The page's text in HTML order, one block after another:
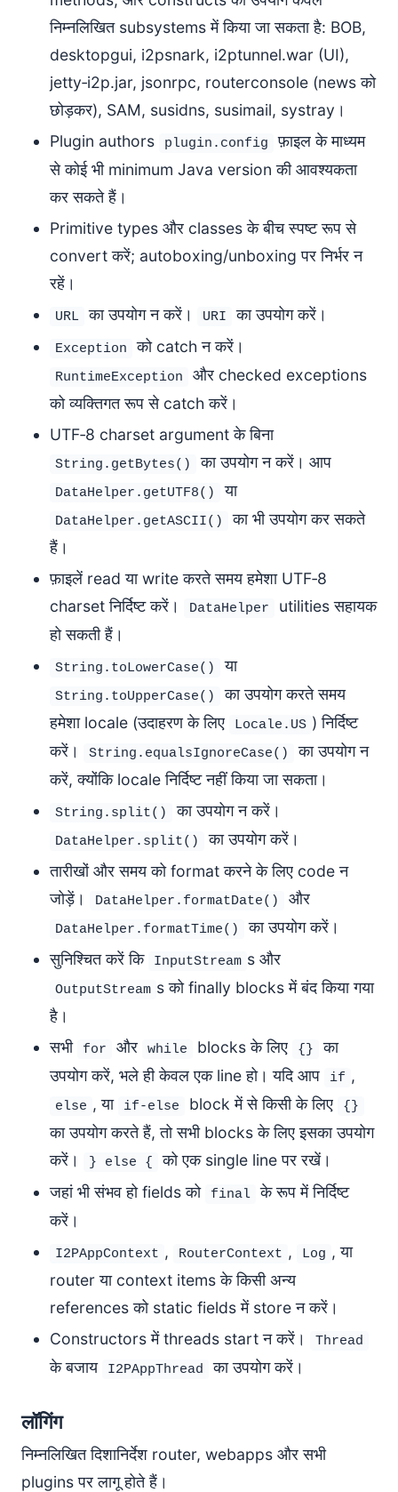
निम्नलिखित subsystems में किया जा सकता है: BOB,
desktopgui, i2psnark, i2ptunnel.war (UI),
jetty‑i2p.jar, jsonrpc, routerconsole (news को
छोड़कर), SAM, susidns, susimail, systray।
Plugin authors
plugin.config
फ़ाइल के माध्यम
से कोई भी minimum Java version की आवश्यकता
कर सकते हैं।
Primitive types और classes के बीच स्पष्ट रूप से
convert करें; autoboxing/unboxing पर निर्भर न
रहें।
URL का उपयोग न करें। URI का उपयोग करें।
Exception को catch न करें।
RuntimeException
और checked exceptions
को व्यक्तिगत रूप से catch करें।
UTF‑8 charset argument के बिना
String.getBytes() का उपयोग न करें। आप
DataHelper.getUTF8() या
DataHelper.getASCII()
का भी उपयोग कर सकते
हैं।
फ़ाइलें read या write करते समय हमेशा UTF‑8
charset निर्दिष्ट करें।
DataHelper
utilities सहायक
हो सकती हैं।
String.toLowerCase() या
String.toUpperCase()
का उपयोग करते समय
हमेशा locale (उदाहरण के लिए
Locale.US ) निर्दिष्ट
करें।
String.equalsIgnoreCase()
का उपयोग न
करें, क्योंकि locale निर्दिष्ट नहीं किया जा सकता।
String.split() का उपयोग न करें।
DataHelper.split()
का उपयोग करें।
तारीखों और समय को format करने के लिए code न
जोड़ें।
DataHelper.formatDate() और
DataHelper.formatTime()
का उपयोग करें।
सुनिश्चित करें कि
InputStream s और
OutputStream s को finally blocks में बंद किया गया
है।
सभी
for और while blocks के लिए {}
का
उपयोग करें, भले ही केवल एक line हो। यदि आप
if ,
else , या if-else block में से किसी के लिए {}
का उपयोग करते हैं, तो सभी blocks के लिए इसका उपयोग
करें।
} else {
को एक single line पर रखें।
जहां भी संभव हो fields को
final के रूप में निर्दिष्ट
करें।
I2PAppContext , RouterContext , Log , या
router या context items के किसी अन्य
references को static fields में store न करें।
Constructors में threads start न करें।
Thread
के बजाय I2PAppThread का उपयोग करें।
लॉगिंग
निम्नलिखित दिशानिर्देश router, webapps और सभी
plugins पर लागू होते हैं।